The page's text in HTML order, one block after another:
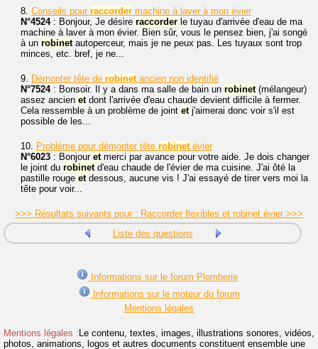
8. Conseils pour raccorder machine à laver à mon évier
N°4524: Bonjour, Je désire raccorder le tuyau d'arrivée d'eau de ma
machine à laver à mon évier. Bien sûr, vous le pensez bien, j'ai songé
à un robinetautoperceur, mais je ne peux pas. Les tuyaux sont trop
minces, etc. bref, je ne...
9. Démonter tête de robinetancien non identifié
N°7524: Bonsoir. Il y a dans ma salle de bain un robinet(mélangeur)
assez ancien etdont l'arrivée d'eau chaude devient difficile à fermer.
Cela ressemble à un problème de joint etj'aimerai donc voir s'il est
possible de les...
10. Problème pour démonter tête robinetévier
N°6023 : Bonjour etmerci par avance pour votre aide. Je dois changer
le joint du robinetd'eau chaude de l'évier de ma cuisine. J'ai ôté la
pastille rouge etdessous, aucune vis ! J'ai essayé de tirer vers moi la
tête pour voir...
>>> Résultats suivants pour : Raccorder flexibles et robinet évier >>>
Liste des questions
Informations sur le forum Plomberie
Informations sur le moteur du forum
Mentions légales
Mentions légales : Le contenu, textes, images, illustrations sonores, vidéos,
photos, animations, logos et autres documents constituent ensemble une